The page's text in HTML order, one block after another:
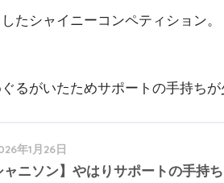
たシャイニーコンペティション。
るがいたためサポートの手持ちが
年1月26日
ャニソン】やはりサポートの手持